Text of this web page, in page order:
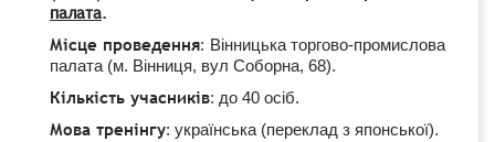
палата.
Місце проведення: Вінницька торгово-промислова
палата (м. Вінниця, вул Соборна, 68).
Кількість учасників: до 40 осіб.
Мова тренінгу: українська (переклад з японської).